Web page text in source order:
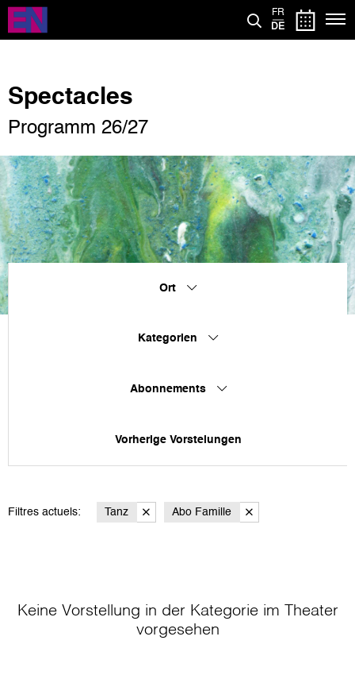
Direkt
zum
Inhalt
FR
DE
Spectacles
Programm 26/27
Ort
Kategorien
Abonnements
Vorherige Vorstelungen
Filtres actuels: Tanz Abo Famille
Keine Vorstellung in der Kategorie im Theater
vorgesehen